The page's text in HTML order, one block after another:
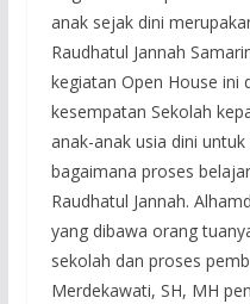
anak sejak dini
Raudhatul Jannah
kegiatan Open House ini
kesempatan Sekolah
anak-anak usia dini
bagaimana proses
Raudhatul Jannah.
yang dibawa orang
sekolah dan proses
Merdekawati, SH, MH